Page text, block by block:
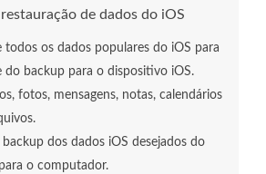
de dados do iOS
todos os dados populares do iOS para
do backup para o dispositivo iOS.
fotos, mensagens, notas, calendários
backup dos dados iOS desejados do
o computador.